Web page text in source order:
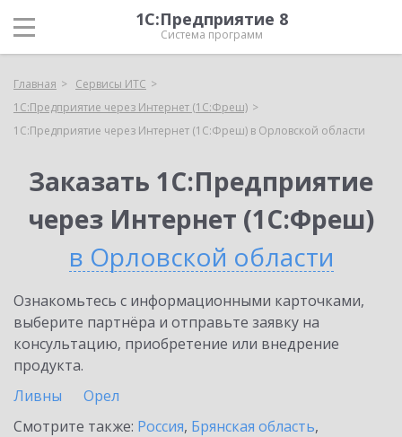
1С:Предприятие 8
Система программ
Главная
Сервисы ИТС
1С:Предприятие через Интернет (1С:Фреш)
1С:Предприятие через Интернет (1С:Фреш) в Орловской области
Заказать 1С:Предприятие
через Интернет (1С:Фреш)
в Орловской области
Ознакомьтесь с информационными карточками,
выберите партнёра и отправьте заявку на
консультацию, приобретение или внедрение
продукта.
Ливны
Орел
Смотрите также: Россия, Брянская область,